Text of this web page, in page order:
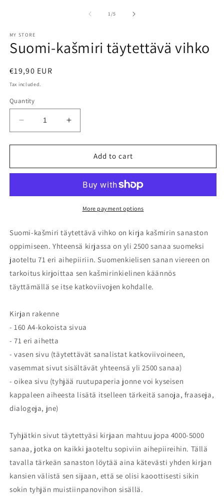
1/of
5
MY STORE
Suomi-kašmiri täytettävä vihko
Regular
price
€19,90 EUR
Tax included.
Quantity
Decrease
quantity
for
kašmiri
Increase
quantity
for
Suomi-
kašmiri
vihko
Add to cart
More payment options
Suomi-kašmiri täytettävä vihko on kirja kašmirin sanaston
oppimiseen. Yhteensä kirjassa on yli 2500 sanaa suomeksi
jaoteltu 71 eri aihepiiriin. Suomenkielisen sanan viereen on
tarkoitus kirjoittaa sen kašmirinkielinen käännös
täyttämällä se itse katkoviivojen kohdalle.
Kirjan rakenne
- 160 A4-kokoista sivua
- 71 eri aihetta
- vasen sivu (täytettävät sanalistat katkoviivoineen,
vasemmat sivut sisältävät yhteensä yli 2500 sanaa)
- oikea sivu (tyhjää ruutupaperia jonne voi kyseisen
kappaleen aiheesta lisätä itselleen tärkeitä sanoja, fraaseja,
dialogeja, jne)
Tyhjätkin sivut täytettyäsi kirjaan mahtuu jopa 4000-5000
sanaa, jotka on kaikki jaoteltu sopiviin aihepiireihin. Tällä
tavalla tärkeän sanaston löytää aina kätevästi yhden kirjan
kansien välistä sen sijaan, että se olisi kaoottisesti sikin
sokin tyhjän muistiinpanovihon sisällä.